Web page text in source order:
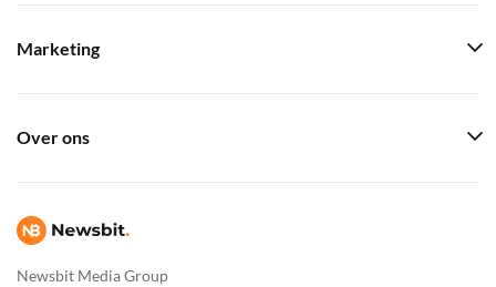
Newsbit Media Group
Marketing
Over ons